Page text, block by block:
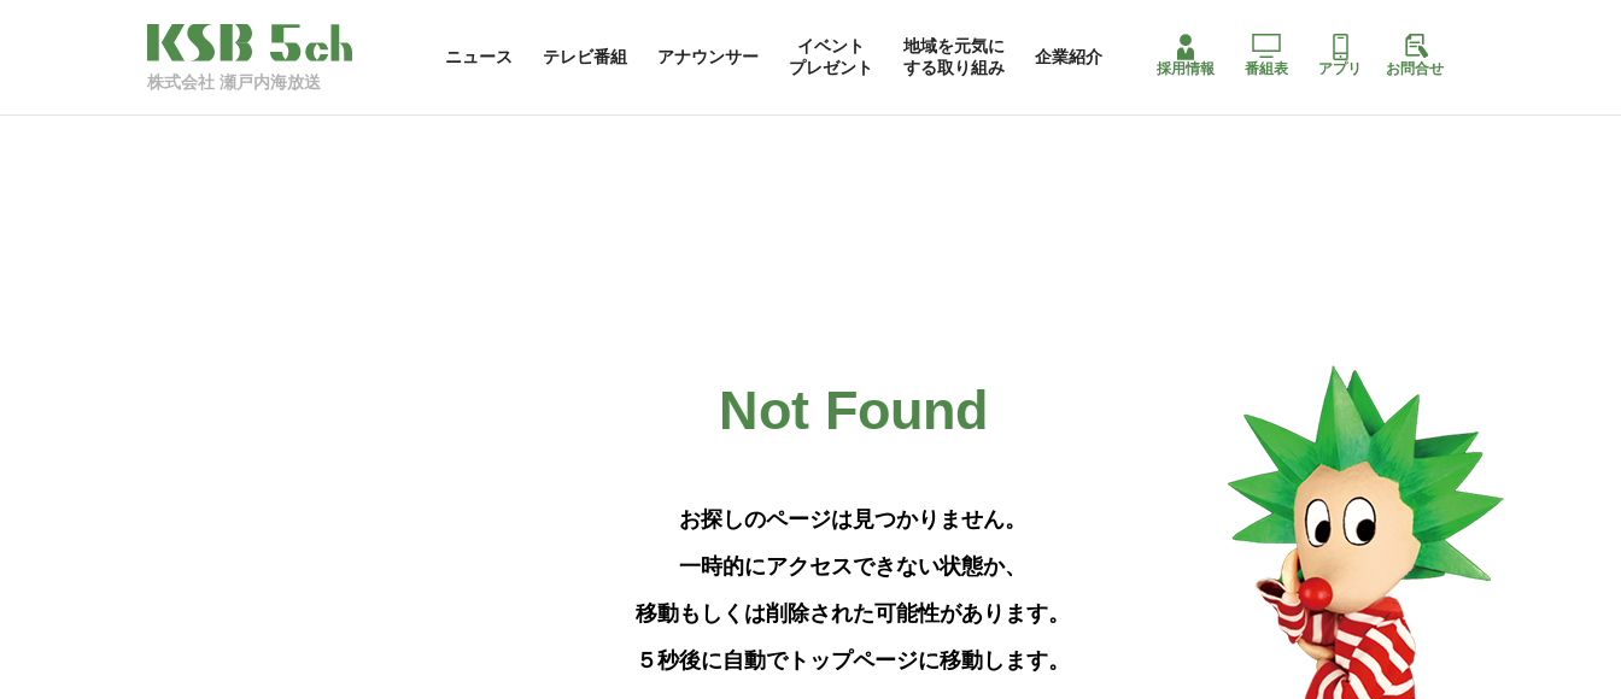
株式会社 瀬戸内海放送
ニュース テレビ番組 アナウンサー
イベント
プレゼント
地域を元気に
する取り組み
企業紹介
採用情報 番組表 アプリ お問合せ
Not Found
お探しのページは見つかりません。
一時的にアクセスできない状態か、
移動もしくは削除された可能性があります。
５秒後に自動でトップページに移動します。